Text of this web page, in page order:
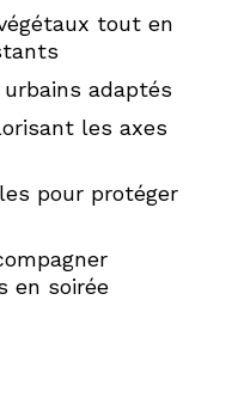
tout en
adaptés
les axes
pour protéger
en soirée